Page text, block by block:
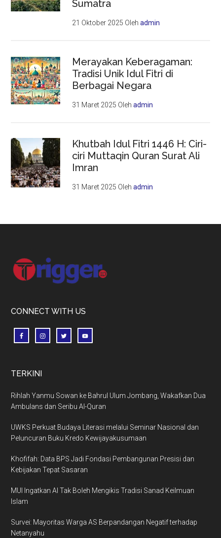
Sumatra
21 Oktober 2025 Olehadmin
Merayakan Keberagaman:
Tradisi Unik Idul Fitri di
Berbagai Negara
31 Maret 2025 Olehadmin
Khutbah Idul Fitri 1446 H: Ciri-
ciri Muttaqin Quran Surat Ali
Imran
31 Maret 2025 Olehadmin
Footer
CONNECT WITH US
TERKINI
Rihlah Yanmu Sowan ke Bahrul Ulum Jombang, Wakafkan Dua
Ambulans dan Seribu Al-Quran
UWKS Perkuat Budaya Literasi melalui Seminar Nasional dan
Peluncuran Buku Kredo Kewijayakusumaan
Khofifah: Data BPS Jadi Fondasi Pembangunan Presisi dan
Kebijakan Tepat Sasaran
MUI Ingatkan AI Tak Boleh Mengikis Tradisi Sanad Keilmuan
Islam
Survei: Mayoritas Warga AS Berpandangan Negatif terhadap
Netanyahu